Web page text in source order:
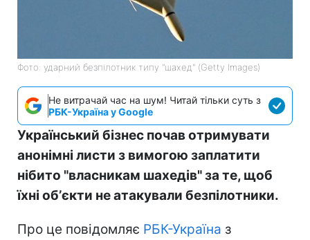
Фото: ударний безпілотник типу "шахед" (Getty Images)
Не витрачай час на шум! Читай тільки суть з
РБК-Україна у Google
Український бізнес почав отримувати
анонімні листи з вимогою заплатити
нібито "власникам шахедів" за те, щоб
їхні обʼєкти не атакували безпілотники.
Про це повідомляє РБК-Україна з